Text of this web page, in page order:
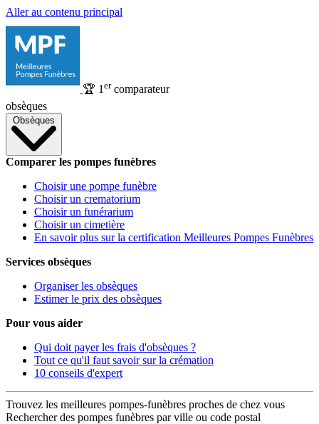
Aller au contenu principal
🏆 1 ercomparateur
obsèques
Obsèques
Comparer les pompes funèbres
Choisir une pompe funèbre
Choisir un crematorium
Choisir un funérarium
Choisir un cimetière
En savoir plus sur la certification Meilleures Pompes Funèbres
Services obsèques
Organiser les obsèques
Estimer le prix des obsèques
Pour vous aider
Qui doit payer les frais d'obsèques ?
Tout ce qu'il faut savoir sur la crémation
10 conseils d'expert
Trouvez les meilleures pompes-funèbres proches de chez vous
Rechercher des pompes funèbres par ville ou code postal